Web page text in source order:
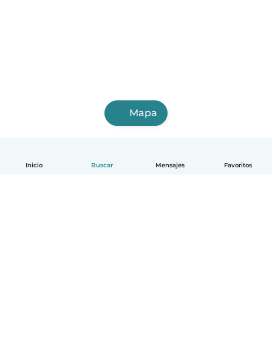
Inicio Buscar Mensajes Favoritos
Mapa